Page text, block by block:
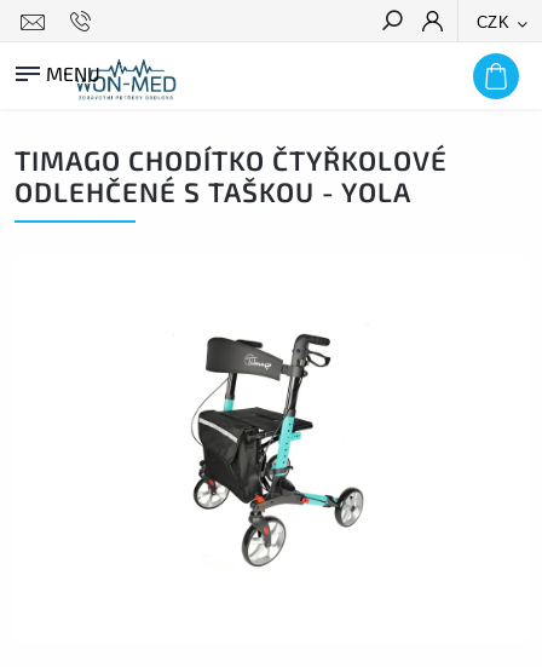
CZK
HLEDAT
TIMAGO CHODÍTKO ČTYŘKOLOVÉ
ODLEHČENÉ S TAŠKOU - YOLA